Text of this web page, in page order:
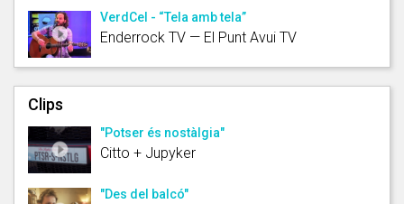
VerdCel - “Tela amb tela”
Enderrock TV — El Punt Avui TV
Clips
"Potser és nostàlgia"
Citto + Jupyker
"Des del balcó"